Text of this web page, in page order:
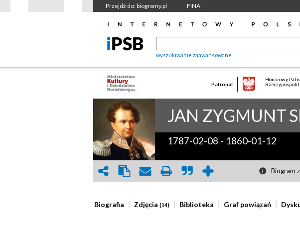
Przejdź do: biogramy.pl FINA
wyszukiwanie zaawansowane
Patronat
Honorowy
JAN ZYGMUNT
1787-02-08 - 1860-01-12
Biogram
Biografia Zdjęcia(14) Biblioteka Graf powiązań